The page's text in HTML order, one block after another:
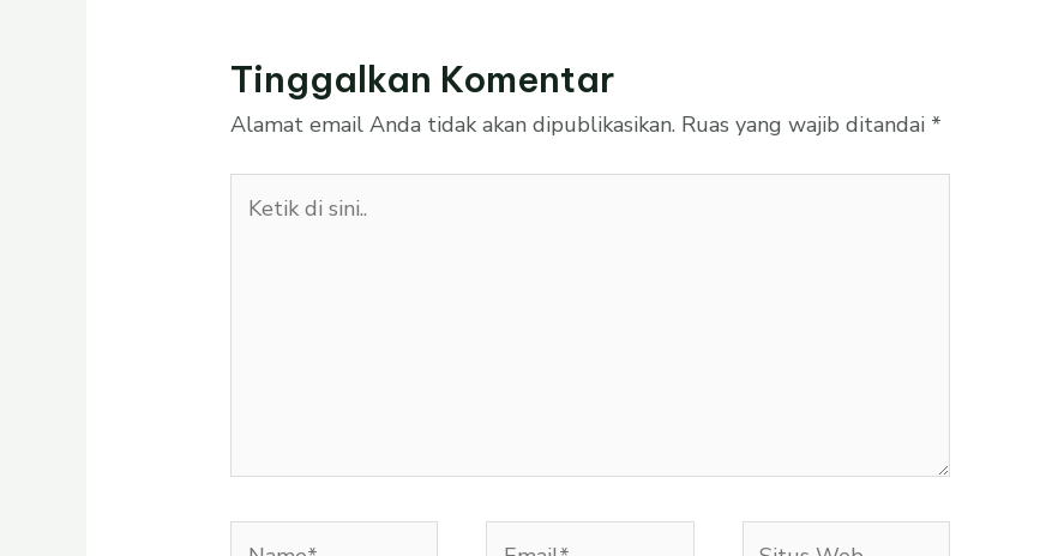
Tinggalkan Komentar
Alamat email Anda tidak akan dipublikasikan. Ruas yang wajib ditandai *